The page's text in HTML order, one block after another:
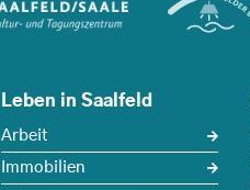
Leben in Saalfeld
Arbeit
Immobilien